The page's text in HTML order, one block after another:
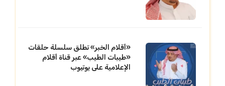
«أقلام الخبر» تطلق سلسلة حلقات
«طيبات الطيب» عبر قناة أقلام
الإعلامية على يوتيوب